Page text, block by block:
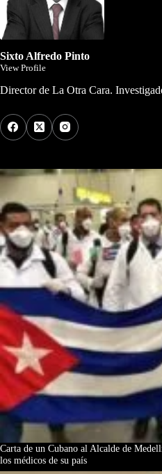
Sixto Alfredo Pinto
View Profile
Director de La Otra Cara.
Carta de un Cubano al Alcalde de
los médicos de su país